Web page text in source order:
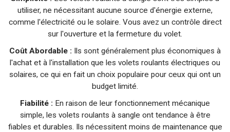
utiliser, ne nécessitant aucune source d'énergie externe,
comme l'électricité ou le solaire. Vous avez un contrôle direct
sur l'ouverture et la fermeture du volet.
Coût Abordable : Ils sont généralement plus économiques à
l'achat et à l'installation que les volets roulants électriques ou
solaires, ce qui en fait un choix populaire pour ceux qui ont un
budget limité.
Fiabilité : En raison de leur fonctionnement mécanique
simple, les volets roulants à sangle ont tendance à être
fiables et durables. Ils nécessitent moins de maintenance que